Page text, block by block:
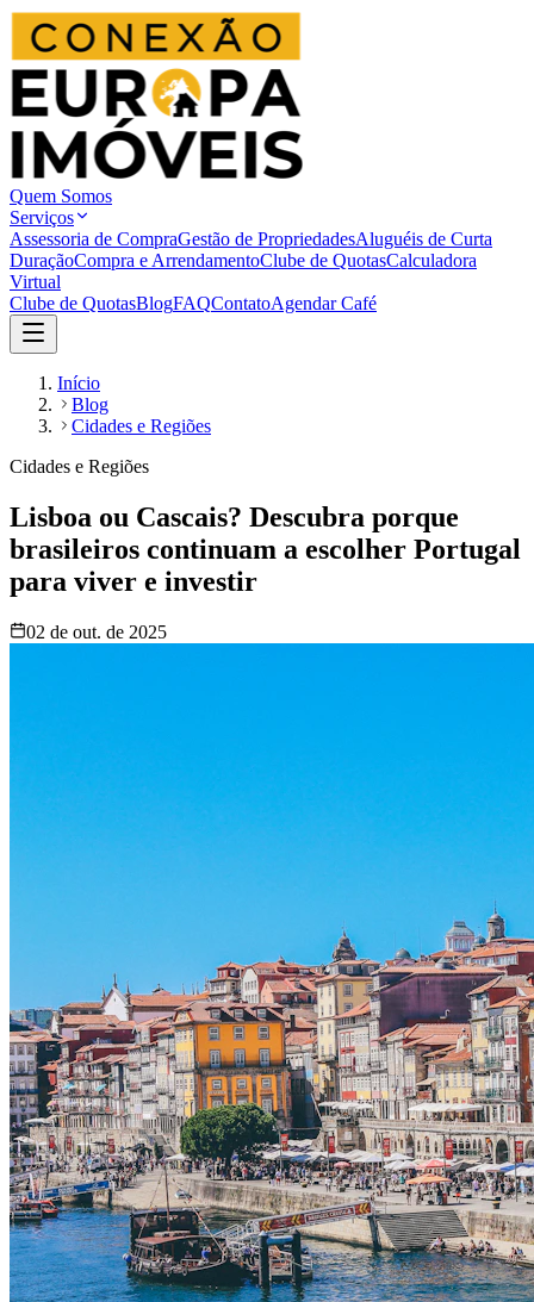
Quem Somos
Serviços
Assessoria de CompraGestão de PropriedadesAluguéis de Curta
DuraçãoCompra e ArrendamentoClube de QuotasCalculadora
Virtual
Clube de QuotasBlogFAQContatoAgendar Café
Início
Blog
Cidades e Regiões
Cidades e Regiões
Lisboa ou Cascais? Descubra porque
brasileiros continuam a escolher Portugal
para viver e investir
02 de out. de 2025